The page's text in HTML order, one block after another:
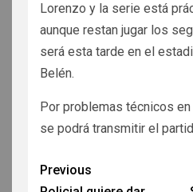
Lorenzo y la serie está
aunque restan jugar los
será esta tarde en el
Belén.
Por problemas técnicos
se podrá transmitir el
Previous